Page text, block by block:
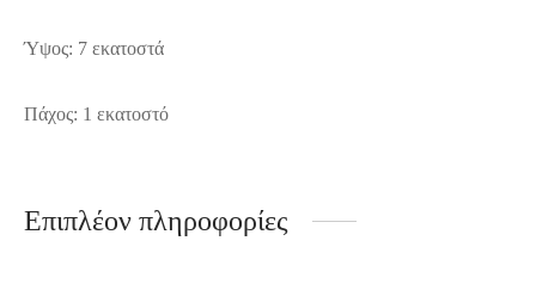
Ύψος: 7 εκατοστά
Πάχος: 1 εκατοστό
Επιπλέον πληροφορίες